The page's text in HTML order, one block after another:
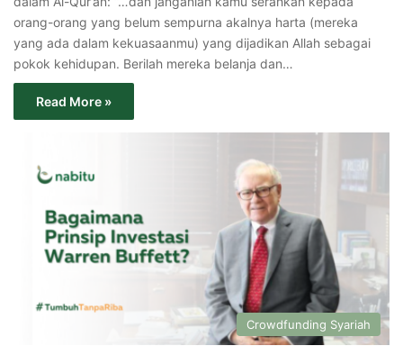
orang-orang yang belum sempurna akalnya harta (mereka
yang ada dalam kekuasaanmu) yang dijadikan Allah sebagai
pokok kehidupan. Berilah mereka belanja dan…
Read More »
Crowdfunding Syariah